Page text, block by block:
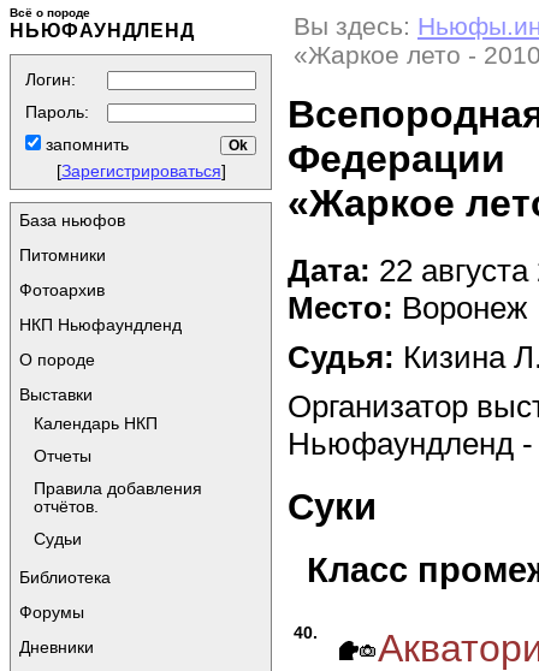
Всё о породе
НЬЮФАУНДЛЕНД
Логин:
Пароль:
запомнить
[Зарегистрироваться]
База ньюфов
Питомники
Фотоархив
НКП Ньюфаундленд
О породе
Выставки
Календарь НКП
Отчеты
Правила добавления
отчётов.
Судьи
Библиотека
Форумы
Дневники
Вы здесь:
«Жаркое лето -
Федерации
«Жаркое
Дата: 22
Место: Воронеж
Судья: Кизина
Организатор
Ньюфаундленд -
Суки
Класс
40.